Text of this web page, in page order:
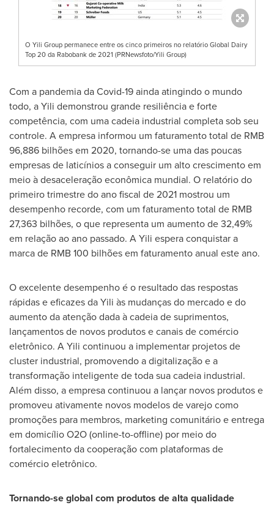
O Yili Group permanece entre os cinco primeiros no relatório Global Dairy
Top 20 da Rabobank de 2021 (PRNewsfoto/Yili Group)
Com a pandemia da Covid-19 ainda atingindo o mundo
todo, a Yili demonstrou grande resiliência e forte
competência, com uma cadeia industrial completa sob seu
controle. A empresa informou um faturamento total de RMB
96,886 bilhões em 2020, tornando-se uma das poucas
empresas de laticínios a conseguir um alto crescimento em
meio à desaceleração econômica mundial. O relatório do
primeiro trimestre do ano fiscal de 2021 mostrou um
desempenho recorde, com um faturamento total de RMB
27,363 bilhões, o que representa um aumento de 32,49%
em relação ao ano passado. A Yili espera conquistar a
marca de RMB 100 bilhões em faturamento anual este ano.
O excelente desempenho é o resultado das respostas
rápidas e eficazes da Yili às mudanças do mercado e do
aumento da atenção dada à cadeia de suprimentos,
lançamentos de novos produtos e canais de comércio
eletrônico. A Yili continuou a implementar projetos de
cluster industrial, promovendo a digitalização e a
transformação inteligente de toda sua cadeia industrial.
Além disso, a empresa continuou a lançar novos produtos e
promoveu ativamente novos modelos de varejo como
promoções para membros, marketing comunitário e entrega
em domicílio O2O (online-to-offline) por meio do
fortalecimento da cooperação com plataformas de
comércio eletrônico.
Tornando-se global com produtos de alta qualidade